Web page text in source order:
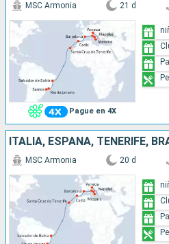
Pague en 4X
MSC Armonia 21 d
ITALIA, ESPAÑA, TENERIFE,
MSC Armonia 20 d